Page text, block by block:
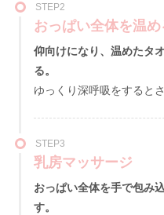
STEP2
おっぱい全体を温め
仰向けになり、温めたタ
る。
ゆっくり深呼吸をすると
STEP3
乳房マッサージ
おっぱい全体を手で包み
す。